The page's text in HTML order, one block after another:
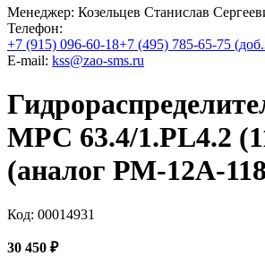
Менеджер: Козельцев Станислав
Телефон:
+7 (915) 096-60-18+7 (495) 785-65-75
E-mail: kss@zao-sms.ru
МРС 63.4/1.PL4.2
(аналог РМ-12А-
Код: 00014931
30 450 ₽